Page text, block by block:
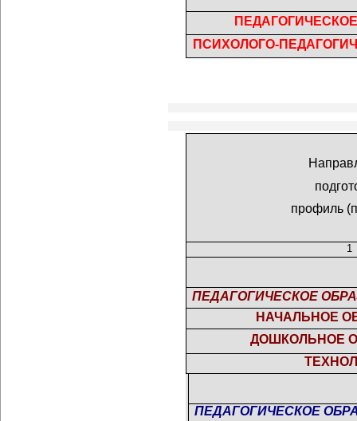
ПСИХОЛОГО-
профиль
1
ПЕДАГОГИЧЕСКОЕ
НАЧАЛЬНОЕ
ДОШКОЛЬНОЕ
ПЕДАГОГИЧЕСКОЕ